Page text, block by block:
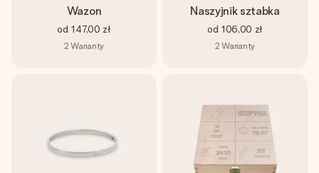
Wazon
od 147,00 zł
2 Warianty
Naszyjnik sztabka
od 106,00 zł
2 Warianty